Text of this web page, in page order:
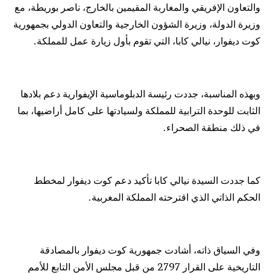
والتعاون الإفريقي والمغاربة المقيمين بالخارج، ناصر بوريطة، مع
وزيرة الدولة، وزيرة الشؤون الخارجية والتعاون الدولي بجمهورية
كوت ديفوار، نيالي كابا، التي تقوم بأول زيارة عمل للمملكة.
وبهذه المناسبة، جددت رئيسة الدبلوماسية الإيفوارية دعم بلادها
الثابت للوحدة الترابية للمملكة ولسيادتها على كامل أراضيها، بما
في ذلك منطقة الصحراء.
كما جددت السيدة نيالي كابا تأكيد دعم كوت ديفوار لمخطط
الحكم الذاتي الذي اقترحته المملكة المغربية.
وفي السياق ذاته، أشادت جمهورية كوت ديفوار بالمصادقة
التاريخية على القرار 2797 من قبل مجلس الأمن التابع للأمم